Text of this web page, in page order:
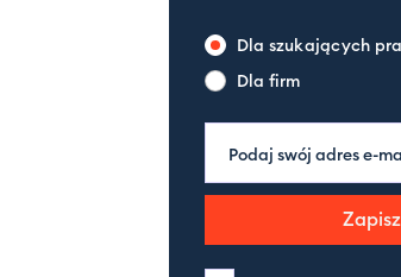
Dla szukających
Dla firm
Podaj swój adres e-